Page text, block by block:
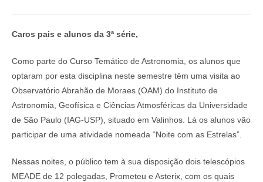
Caros pais e alunos da 3ª série,
Como parte do Curso Temático de Astronomia, os alunos que
optaram por esta disciplina neste semestre têm uma visita ao
Observatório Abrahão de Moraes (OAM) do Instituto de
Astronomia, Geofísica e Ciências Atmosféricas da Universidade
de São Paulo (IAG-USP), situado em Valinhos. Lá os alunos vão
participar de uma atividade nomeada “Noite com as Estrelas”.
Nessas noites, o público tem à sua disposição dois telescópios
MEADE de 12 polegadas, Prometeu e Asterix, com os quais